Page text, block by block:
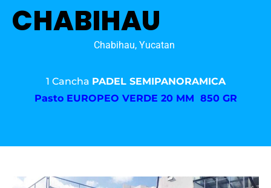
CHABIHAU
Chabihau, Yucatan
1 Cancha PADEL SEMIPANORAMICA
Pasto EUROPEO VERDE 20 MM 850 GR